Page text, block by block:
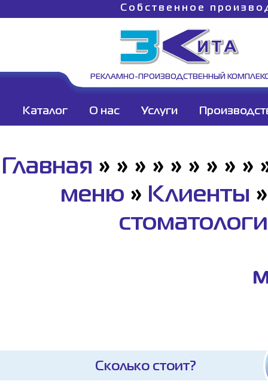
Собственное
РЕКЛАМНО-ПРОИЗВОДСТВЕННЫЙ
Каталог О нас Услуги
Главная » » » » » » » » »
меню » Клиенты
Сколько стоит?